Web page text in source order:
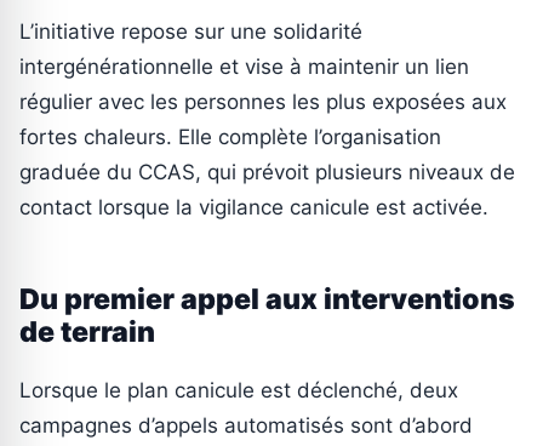
L’initiative repose sur une solidarité
intergénérationnelle et vise à maintenir un lien
régulier avec les personnes les plus exposées aux
fortes chaleurs. Elle complète l’organisation
graduée du CCAS, qui prévoit plusieurs niveaux de
contact lorsque la vigilance canicule est activée.
Du premier appel aux interventions
de terrain
Lorsque le plan canicule est déclenché, deux
campagnes d’appels automatisés sont d’abord